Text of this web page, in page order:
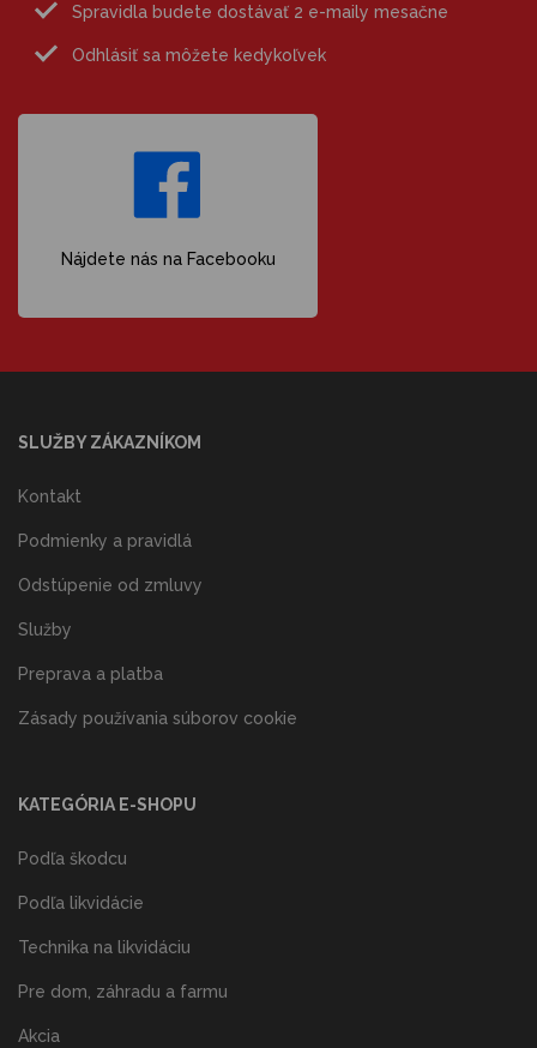
Spravidla budete dostávať 2 e-maily mesačne
Odhlásiť sa môžete kedykoľvek
Nájdete nás na Facebooku
SLUŽBY ZÁKAZNÍKOM
Kontakt
Podmienky a pravidlá
Odstúpenie od zmluvy
Služby
Preprava a platba
Zásady používania súborov cookie
KATEGÓRIA E-SHOPU
Podľa škodcu
Podľa likvidácie
Technika na likvidáciu
Pre dom, záhradu a farmu
Akcia